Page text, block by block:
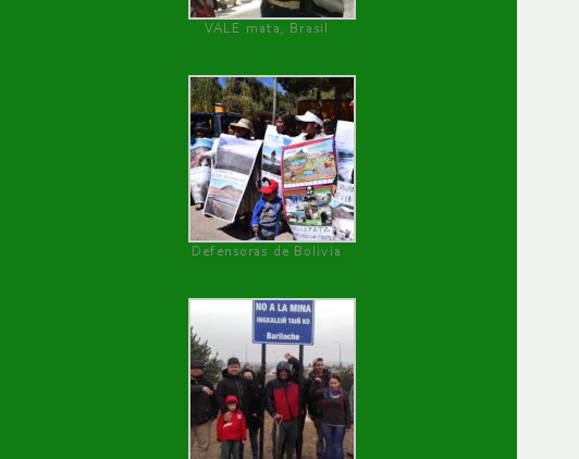
VALE mata, Brasil
Defensoras de Bolivia